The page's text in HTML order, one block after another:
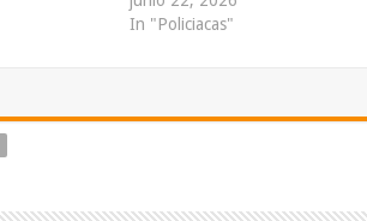
In "Policiacas"